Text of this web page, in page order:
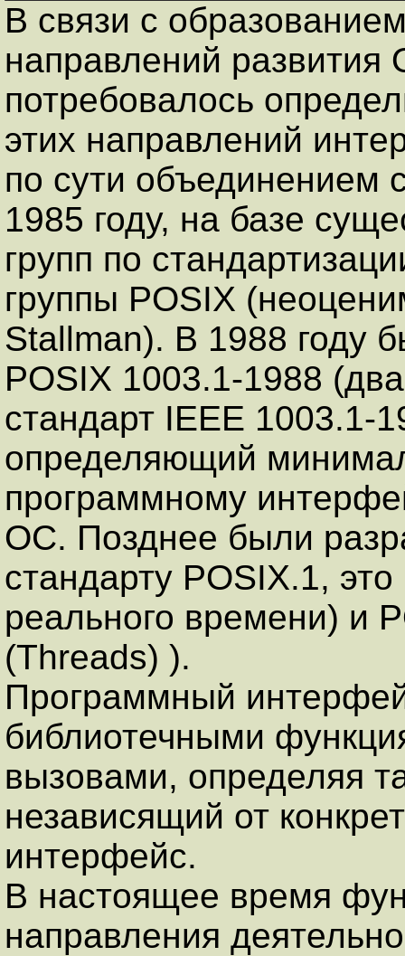
В связи с
направлений
потребовалось
этих направлений
по сути объединением
1985 году, на базе
групп по
группы POSIX
Stallman). В 1988 году
POSIX 1003.1-1988
стандарт IEEE 1003.1-
определяющий
программному
ОС. Позднее были
стандарту POSIX.1,
реального времени) и
(Threads) ).
Программный
библиотечными
вызовами, определяя
независящий от
интерфейс.
В настоящее время
направления